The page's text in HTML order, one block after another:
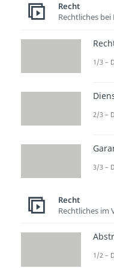
und
sie
die
oder
Recht
Rechtliches
1/3 –
2/3 –
3/3 –
Recht
Rechtliches im
1/2 –